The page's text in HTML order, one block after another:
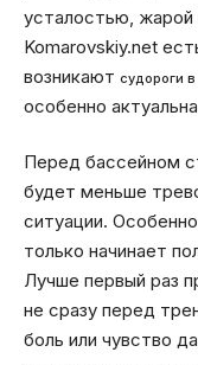
усталостью, жарой
Komarovskiy.net
возникают судороги
особенно
Перед бассейном
будет меньше
ситуации.
только начинает
Лучше первый раз
не сразу перед
боль или чувство